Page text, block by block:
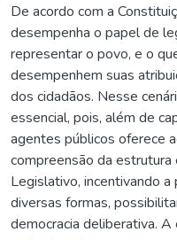
De acordo com a
desempenha o papel de
representar o povo, e o
desempenhem suas
dos cidadãos. Nesse
essencial, pois, além de
agentes públicos oferece
compreensão da
Legislativo, incentivando a
diversas formas,
democracia deliberativa. A